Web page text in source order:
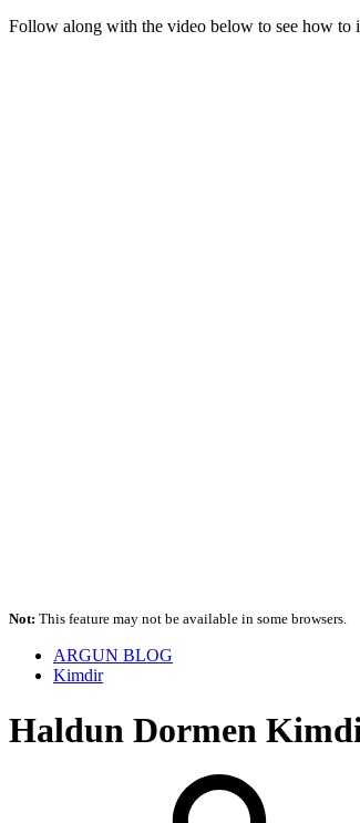
Follow along with the video below to see how to
Not: This feature may not be available in some browsers.
ARGUN BLOG
Kimdir
Haldun Dormen